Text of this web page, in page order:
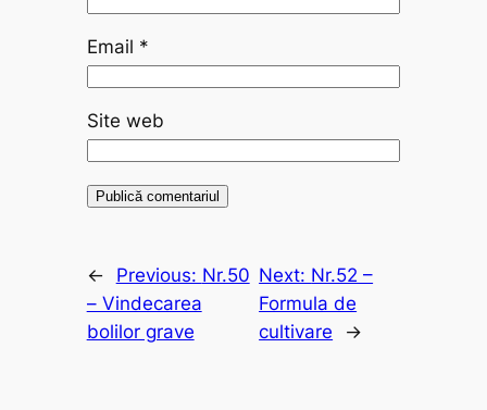
Email *
Site web
← Previous: Nr.50
– Vindecarea
bolilor grave
Next: Nr.52 –
Formula de
cultivare
→